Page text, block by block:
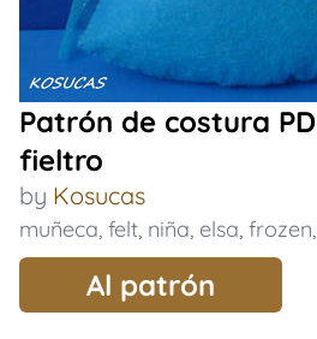
Patrón de costura
fieltro
by Kosucas
muñeca, felt, niña, elsa, frozen,
Al patrón